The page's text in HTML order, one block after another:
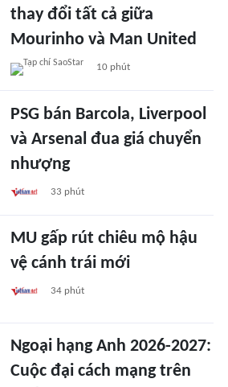
thay đổi tất cả giữa
Mourinho và Man United
10 phút
PSG bán Barcola, Liverpool
và Arsenal đua giá chuyển
nhượng
33 phút
MU gấp rút chiêu mộ hậu
vệ cánh trái mới
34 phút
Ngoại hạng Anh 2026-2027:
Cuộc đại cách mạng trên